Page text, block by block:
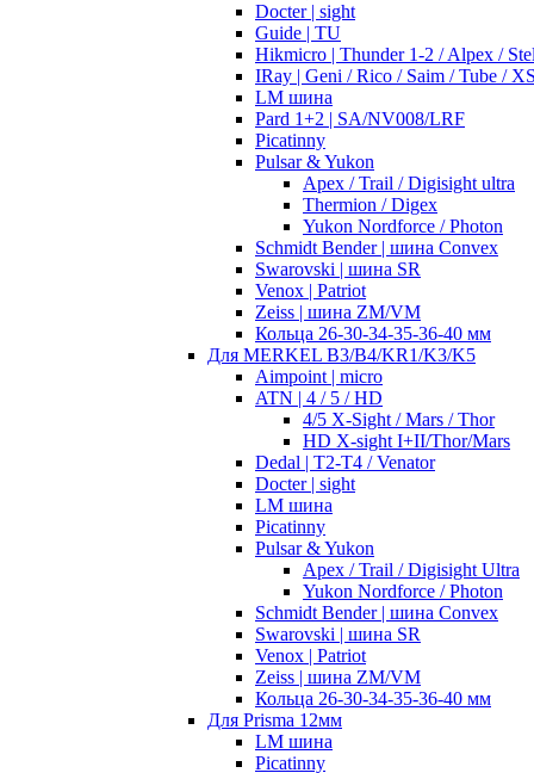
Docter | sight
Guide | TU
Hikmicro | Thunder 1-2 / Alpex /
IRay | Geni / Rico / Saim / Tube /
LM шина
Pard 1+2 | SA/NV008/LRF
Picatinny
Pulsar & Yukon
Apex / Trail / Digisight ultra
Thermion / Digex
Yukon Nordforce / Photon
Schmidt Bender | шина Convex
Swarovski | шина SR
Venox | Patriot
Zeiss | шина ZM/VM
Кольца 26-30-34-35-36-40 мм
Для MERKEL B3/B4/KR1/K3/K5
Aimpoint | micro
ATN | 4 / 5 / HD
4/5 X-Sight / Mars / Thor
HD X-sight I+II/Thor/Mars
Dedal | T2-T4 / Venator
Docter | sight
LM шина
Picatinny
Pulsar & Yukon
Apex / Trail / Digisight Ultra
Yukon Nordforce / Photon
Schmidt Bender | шина Convex
Swarovski | шина SR
Venox | Patriot
Zeiss | шина ZM/VM
Кольца 26-30-34-35-36-40 мм
Для Prisma 12мм
LM шина
Picatinny